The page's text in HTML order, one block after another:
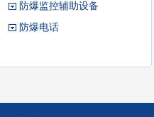
防爆监控辅助设备
防爆电话